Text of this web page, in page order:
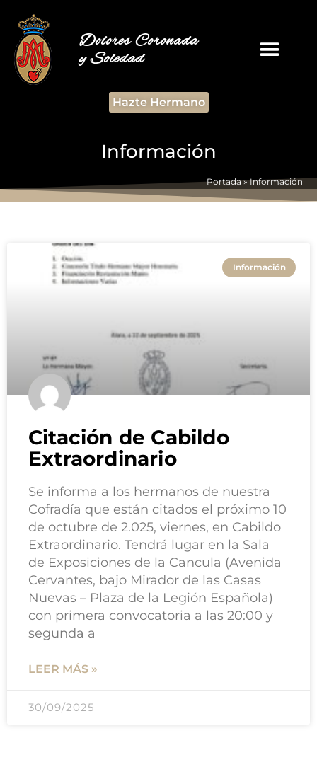
Dolores Coronada
y Soledad
Hazte Hermano
Información
Portada»Información
Información
Citación de Cabildo
Extraordinario
Se informa a los hermanos de nuestra
Cofradía que están citados el próximo 10
de octubre de 2.025, viernes, en Cabildo
Extraordinario. Tendrá lugar en la Sala
de Exposiciones de la Cancula (Avenida
Cervantes, bajo Mirador de las Casas
Nuevas – Plaza de la Legión Española)
con primera convocatoria a las 20:00 y
segunda a
LEER MÁS »
30/09/2025